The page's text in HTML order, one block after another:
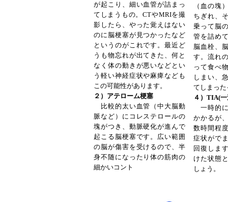
が起こり、細い血管が詰まっ
てしまうもの。CTやMRIを撮
影したら、やった覚えはない
のに脳梗塞が見つかったなど
というのがこれです。最近ど
うも物忘れが出てきた、何と
なく体の動きが悪いなどとい
う軽い神経症状や麻痺なども
この可能性があります。
２）アテローム梗塞
比較的太い血管（中大脳動
脈など）にコレステロールの
塊がつき、動脈硬化が進んで
起こる脳梗塞です。広い範囲
の脳が傷害を受けるので、半
身不随になったり体の筋肉の
細かいコント
（血の塊
ちぎれ、
乗って脳
管を詰め
脳血栓、
す。流れ
って食べ
しまい、
てしまっ
４）TIA(
一時的
かかるが
数時間程
症状がで
回復しま
けた状態
しょう。